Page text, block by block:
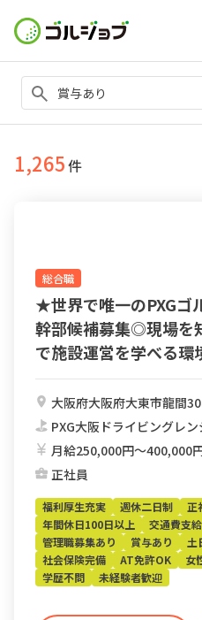
1,265件
総合職
★世界で唯一のPXGゴ
幹部候補募集◎現場を
で施設運営を学べる環
大阪府大阪府大東市龍間
PXG大阪ドライビングレン
月給250,000円〜400,000
正社員
福利厚生充実 週休二日制 正
年間休日100日以上
交通費支給
管理職募集あり
賞与あり 土
社会保険完備
AT免許OK 女
学歴不問
未経験者歓迎